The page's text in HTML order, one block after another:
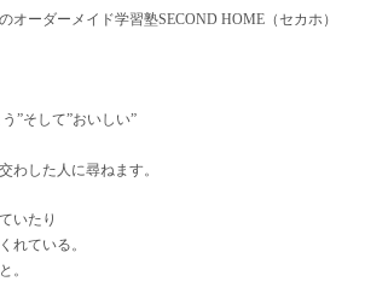
オーダーメイド学習塾SECOND HOME（セカホ）
”そして”おいしい”
わした人に尋ねます。
いたり
れている。
。